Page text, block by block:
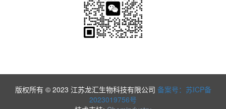
版权所有 © 2023 江苏龙汇生物科技有限公司 备案号：苏ICP备
2023019756号